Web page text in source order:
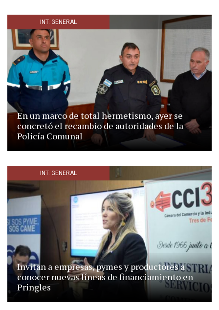
INT. GENERAL
En un marco de total hermetismo, ayer se
concretó el recambio de autoridades de la
Policía Comunal
INT. GENERAL
Invitan a empresas, pymes y productores a
conocer nuevas líneas de financiamiento en
Pringles